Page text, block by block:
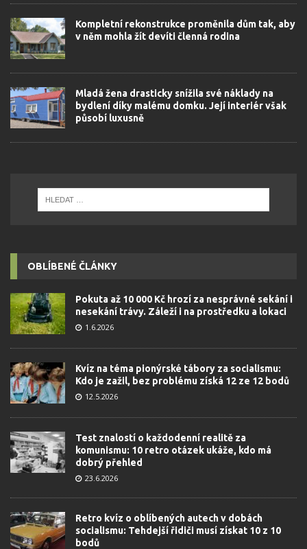
Kompletní rekonstrukce proměnila dům tak, aby
v něm mohla žít devíti členná rodina
Mladá žena drasticky snížila své náklady na
bydlení díky malému domku. Její interiér však
působí luxusně
OBLÍBENÉ ČLÁNKY
Pokuta až 10 000 Kč hrozí za nesprávné sekání i
nesekání trávy. Záleží i na prostředku a lokaci
1.6.2026
Kvíz na téma pionýrské tábory za socialismu:
Kdo je zažil, bez problému získá 12 ze 12 bodů
12.5.2026
Test znalostí o každodenní realitě za
komunismu: 10 retro otázek ukáže, kdo má
dobrý přehled
23.6.2026
Retro kvíz o oblíbených autech v dobách
socialismu: Tehdejší řidiči musí získat 10 z 10
bodů